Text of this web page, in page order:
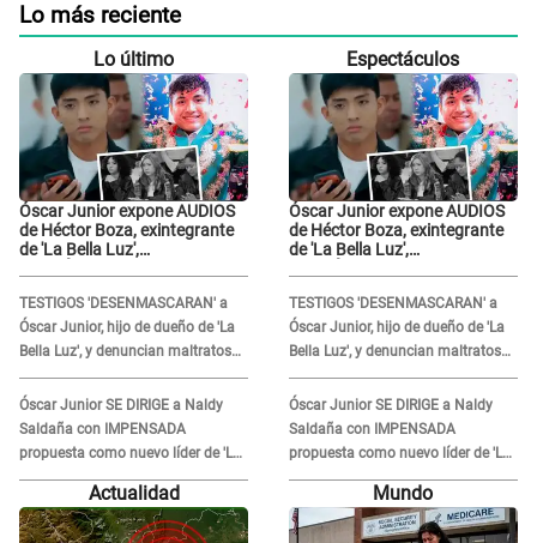
Lo más reciente
Lo último
Óscar Junior expone AUDIOS
de Héctor Boza, exintegrante
de 'La Bella Luz',
"Grábame..."
TESTIGOS 'DESENMASCARAN' a
Óscar Junior, hijo de dueño de 'La
Bella Luz', y denuncian maltratos
en la orquesta: "Los humilla..."
Óscar Junior SE DIRIGE a Naldy
Saldaña con IMPENSADA
propuesta como nuevo líder de 'La
Bella Luz' tras denuncia: "Otro tipo
Espectáculos
Óscar Junior expone AUDIOS
de Héctor Boza, exintegrante
de 'La Bella Luz',
"Grábame..."
TESTIGOS 'DESENMASCARAN' a
Óscar Junior, hijo de dueño de 'La
Bella Luz', y denuncian maltratos
en la orquesta: "Los humilla..."
Óscar Junior SE DIRIGE a Naldy
Saldaña con IMPENSADA
propuesta como nuevo líder de 'La
Bella Luz' tras denuncia: "Otro tipo
Actualidad Mundo